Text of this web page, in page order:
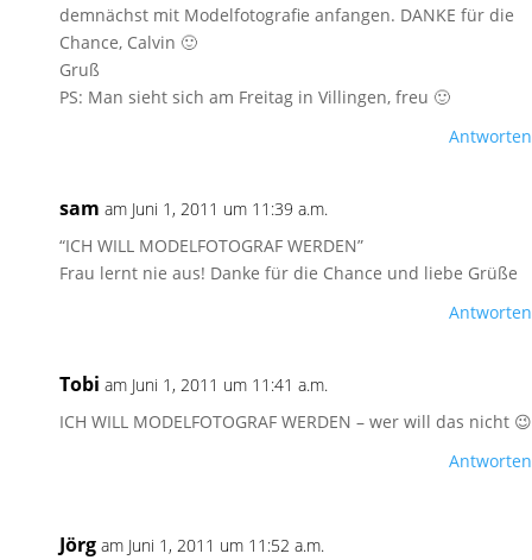
demnächst mit Modelfotografie anfangen. DANKE für die
Chance, Calvin 🙂
Gruß
PS: Man sieht sich am Freitag in Villingen, freu 🙂
Antworten
sam am Juni 1, 2011 um 11:39 a.m.
“ICH WILL MODELFOTOGRAF WERDEN”
Frau lernt nie aus! Danke für die Chance und liebe Grüße
Antworten
Tobi am Juni 1, 2011 um 11:41 a.m.
ICH WILL MODELFOTOGRAF WERDEN – wer will das nicht 😉
Antworten
Jörg am Juni 1, 2011 um 11:52 a.m.